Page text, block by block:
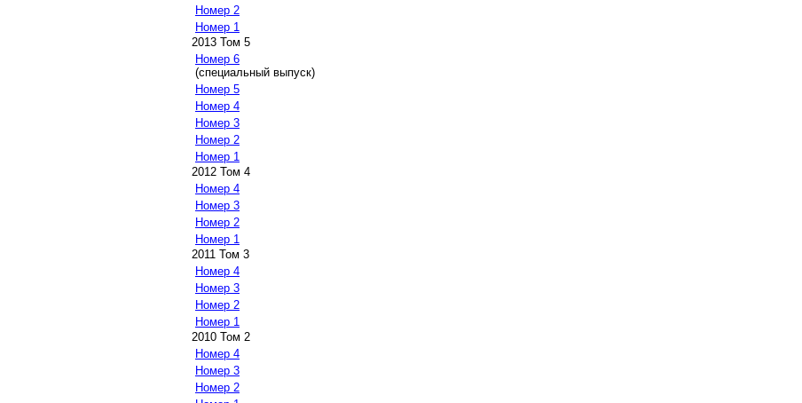
Номер 2
Номер 1
2013 Том 5
Номер 6
(специальный выпуск)
Номер 5
Номер 4
Номер 3
Номер 2
Номер 1
2012 Том 4
Номер 4
Номер 3
Номер 2
Номер 1
2011 Том 3
Номер 4
Номер 3
Номер 2
Номер 1
2010 Том 2
Номер 4
Номер 3
Номер 2